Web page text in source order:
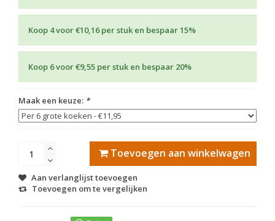
Koop 4 voor €10,16 per stuk en bespaar 15%
Koop 6 voor €9,55 per stuk en bespaar 20%
Maak een keuze: *
Toevoegen aan winkelwagen
Aan verlanglijst toevoegen
Toevoegen om te vergelijken